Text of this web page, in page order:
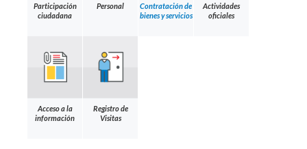
Participación
ciudadana
Personal
Contratación de
bienes y servicios
Actividades
oficiales
Acceso a la
información
Registro de
Visitas